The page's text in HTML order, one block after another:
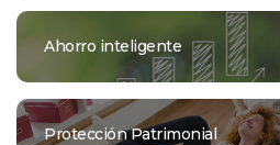
Ahorro inteligente
Protección Patrimonial